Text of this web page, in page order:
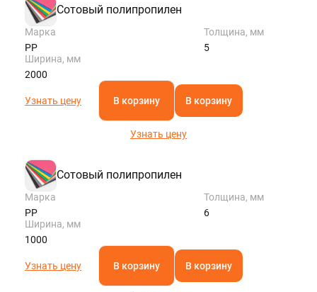
Сотовый полипропилен
Марка
PP
Толщина, мм
5
Ширина, мм
2000
Узнать цену В корзину В корзину
Узнать цену
Сотовый полипропилен
Марка
PP
Толщина, мм
6
Ширина, мм
1000
Узнать цену В корзину В корзину